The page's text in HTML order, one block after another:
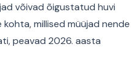
võivad õigustatud huvi
millised müüjad nende
peavad 2026. aasta